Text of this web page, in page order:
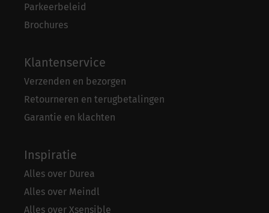
Parkeerbeleid
Brochures
Klantenservice
Verzenden en bezorgen
Retourneren en terugbetalingen
Garantie en klachten
Inspiratie
Alles over Durea
Alles over Meindl
Alles over Xsensible